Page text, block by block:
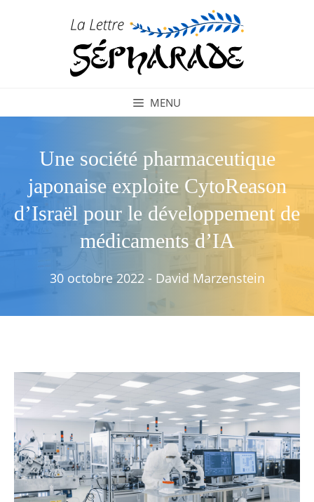
MENU
Une société pharmaceutique
japonaise exploite CytoReason
d’Israël pour le développement de
médicaments d’IA
30 octobre 2022 - David Marzenstein